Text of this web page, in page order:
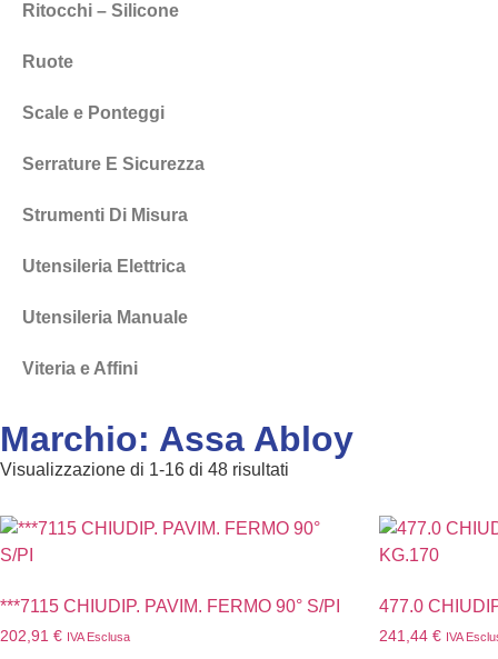
Ritocchi – Silicone
Ruote
Scale e Ponteggi
Serrature E Sicurezza
Strumenti Di Misura
Utensileria Elettrica
Utensileria Manuale
Viteria e Affini
Marchio: Assa Abloy
Visualizzazione di 1-16 di 48 risultati
***7115 CHIUDIP. PAVIM. FERMO 90° S/PI
202,91 € IVA Esclusa
477.0
241,44 € IVA